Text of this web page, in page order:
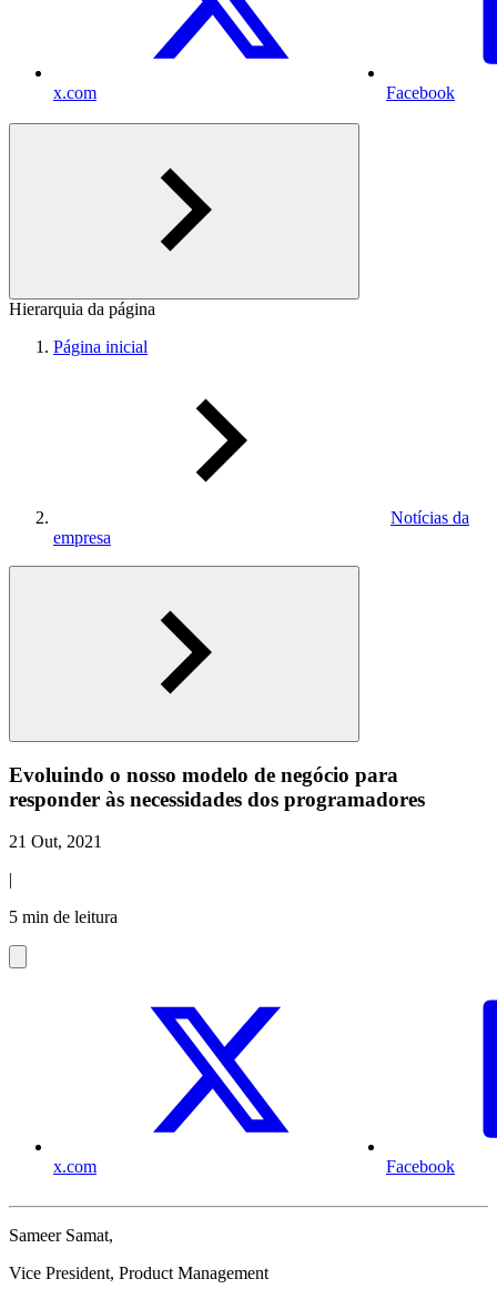
x.com Facebook
Hierarquia da página
Página inicial
Notícias da
empresa
Evoluindo o nosso modelo de negócio para
responder às necessidades dos programadores
21 Out, 2021
|
5 min de leitura
x.com Facebook
Sameer Samat,
Vice President, Product Management